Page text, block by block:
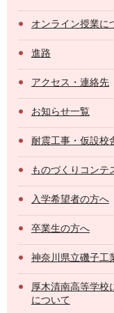
オンライン授業に
進路
アクセス・連絡先
お知らせ一覧
耐震工事・仮設校
ものづくりコンテ
入学希望者の方へ
卒業生の方へ
神奈川県立磯子工
厚木清南高等学校
について